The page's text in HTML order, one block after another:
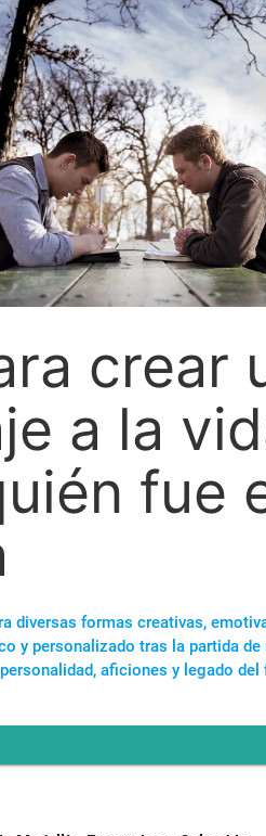
crear
a la
fue
diversas formas creativas,
y personalizado tras la partida
aficiones y legado del